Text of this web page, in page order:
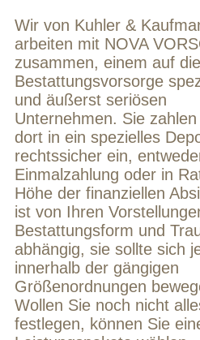
Wir von Kuhler &
arbeiten mit NOVA
zusammen, einem auf die
Bestattungsvorsorge
und äußerst seriösen
Unternehmen. Sie
dort in ein spezielles
rechtssicher ein,
Einmalzahlung oder in
Höhe der finanziellen
ist von Ihren
Bestattungsform und
abhängig, sie sollte sich
innerhalb der gängigen
Größenordnungen
Wollen Sie noch nicht
festlegen, können Sie